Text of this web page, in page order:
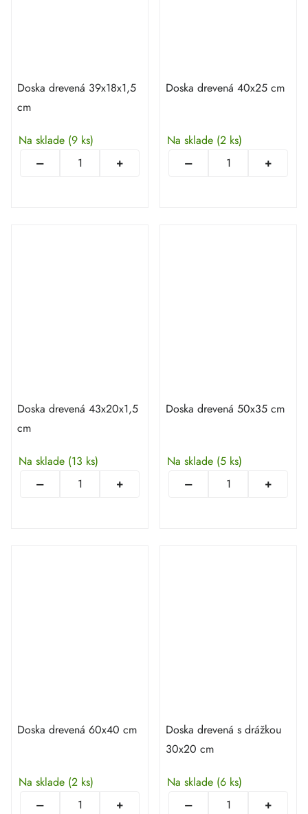
Doska drevená 39x18x1,5
cm
Na sklade (9 ks)
Doska drevená 40x25 cm
Na sklade (2 ks)
Doska drevená 43x20x1,5
cm
Na sklade (13 ks)
Doska drevená 50x35 cm
Na sklade (5 ks)
Doska drevená 60x40 cm
Na sklade (2 ks)
Doska drevená s drážkou
30x20 cm
Na sklade (6 ks)